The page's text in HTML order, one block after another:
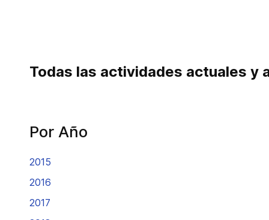
Todas las actividades actuales y
Por Año
2015
2016
2017